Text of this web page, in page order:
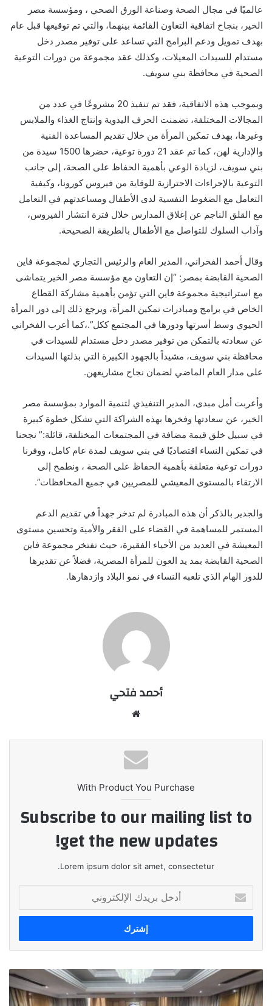
عالميًا في مجال الصحة وصناعة الورق الصحي ، ومؤسسة مصر
الخير، بنجاح اتفاقية التعاون القائمة بينهما، والتي تم توقيعها قبل عام
بهدف تمويل ودعم البرامج التي تساعد على توفير مصدر دخل
مستدام للسيدات المعيلات، وكذلك عقد مجموعة من دورات التوعية
الصحية في محافظة بني سويف.
وبموجب هذه الاتفاقية، فقد تم تنفيذ 20 مشروعًا في عدد من
المجالات المختلفة، تضمنت الحرف اليدوية وإنتاج الغذاء والملابس
وغيرها، بهدف تمكين المرأة من خلال تقديم المساعدة الفنية
والإدارية لهن، كما تم عقد 21 دورة توعية، حضرها 1500 سيدة من
بني سويف، لزيادة الوعي بأهمية الحفاظ على الصحة، إلى جانب
التوعية بالإجراءات الاحترازية للوقاية من فيروس كورونا، وكيفية
التعامل مع الضغوط النفسية لدى الأطفال ومساعدتهم في التعامل
مع القلق الناجم عن إغلاق المدارس خلال فترة انتشار الفيروس،
وآداب السلوك للتواصل مع الأطفال بالطريقة الصحيحة.
وقال أحمد الفخراني، المدير العام والرئيس التجاري لمجموعة فاين
الصحية القابضة بمصر: “إن التعاون مع مؤسسة مصر الخير يتماشى
مع استراتيجية مجموعة فاين التي تؤمن بأهمية مشاركة القطاع
الخاص في برامج ومبادرات تمكين المرأة، ويرجع ذلك إلى دور المرأة
الحيوي وسط أسرتها ودورها في المجتمع ككل”.،كما أعرب الفخراني
عن سعادته بالتمكن من توفير مصدر دخل مستدام للسيدات في
محافظة بني سويف، مشيداً بالجهود الكبيرة التي بذلتها السيدات
على مدار العام الماضي لضمان نجاح مشاريعهن.
وأعربت أمل مبدى، المدير التنفيذي لتنمية الموارد بمؤسسة مصر
الخير، عن سعادتها وفخرها بهذه الشراكة التي تشكل خطوة كبيرة
في سبيل خلق قيمة مضافة في المجتمعات المختلفة، قائلة:” نجحنا
في تمكين النساء اقتصاديًا في بني سويف لمدة عام كامل، ووفرنا
دورات توعية متعلقة بأهمية الحفاظ على الصحة ، ونطمح إلى
الارتقاء بالمستوى المعيشي للمصريين في جميع المحافظات”.
والجدير بالذكر أن هذه المبادرة لم تدخر جهداً في تقديم الدعم
المستمر للمساهمة في القضاء على الفقر والأمية وتحسين مستوى
المعيشة في العديد من الأحياء الفقيرة، حيث تفتخر مجموعة فاين
الصحية القابضة بمد يد العون للمرأة المصرية، فضلاً عن تقديرها
للدور الهام الذي تلعبه النساء في نمو البلاد وازدهارها.
أحمد فتحي
With Product You Purchase
Subscribe to our mailing list to
get the new updates!
Lorem ipsum dolor sit amet, consectetur.
بريدك
الإلكتروني
لجنة
المواصفات
والجودة